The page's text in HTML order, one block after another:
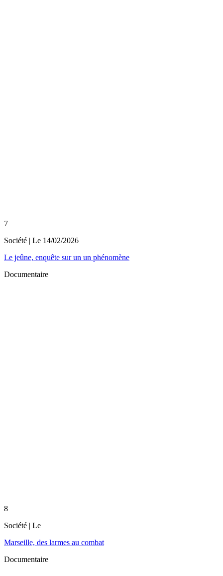
7
Société | Le 14/02/2026
Le jeûne, enquête sur un un phénomène
Documentaire
8
Société | Le
Marseille, des larmes au combat
Documentaire